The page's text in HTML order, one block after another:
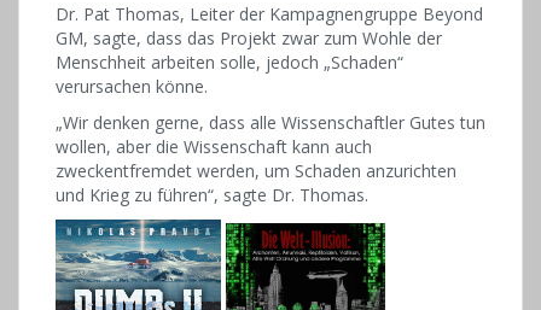
Dr. Pat Thomas, Leiter der Kampagnengruppe Beyond
GM, sagte, dass das Projekt zwar zum Wohle der
Menschheit arbeiten solle, jedoch „Schaden“
verursachen könne.
„Wir denken gerne, dass alle Wissenschaftler Gutes tun
wollen, aber die Wissenschaft kann auch
zweckentfremdet werden, um Schaden anzurichten
und Krieg zu führen“, sagte Dr. Thomas.